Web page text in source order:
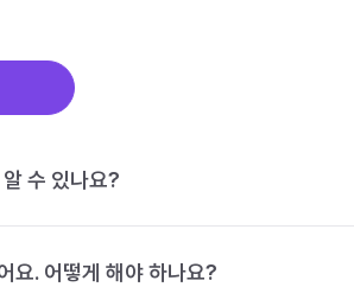
수 있나요?
요. 어떻게 해야 하나요?